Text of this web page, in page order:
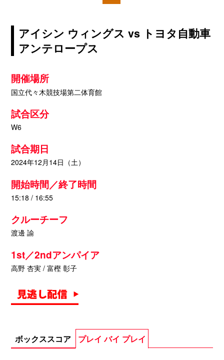
アイシン ウィングス vs トヨタ自動車
アンテロープス
開催場所
国立代々木競技場第二体育館
試合区分
W6
試合期日
2024年12月14日（土）
開始時間／終了時間
15:18 / 16:55
クルーチーフ
渡邊 諭
1st／2ndアンパイア
高野 杏実 / 富樫 彰子
ボックススコア プレイ バイ プレイ